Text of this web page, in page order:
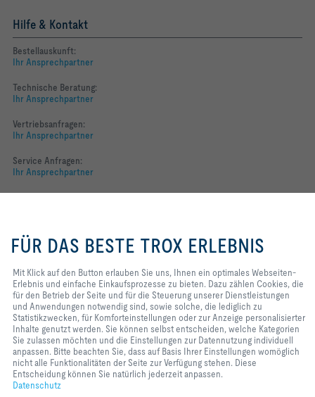
Hilfe & Kontakt
Bestellauskunft:
Ihr Ansprechpartner
Technische Beratung:
Ihr Ansprechpartner
Vertriebsanfragen:
Ihr Ansprechpartner
Service Anfragen:
Ihr Ansprechpartner
YOUTUBE
LINKEDIN
INSTAGRAM
Home Kontakt Impressum AGB Datenschutz Disclaimer
2026 © TROX Austria + CEE GmbH
Sie uns, Ihnen ein optimales
Webseiten-Erlebnis und einfache
zählen Cookies, die für den Betrieb
der Seite und für die Steuerung
unserer Dienstleistungen und
Anwendungen notwendig sind,
sowie solche, die lediglich zu
Statistikzwecken, für
Komforteinstellungen oder zur
Anzeige personalisierter Inhalte
genutzt werden. Sie können selbst
entscheiden, welche Kategorien
FÜR DAS BESTE TROX ERLEBNIS
Mit Klick auf den Button erlauben Sie uns, Ihnen ein optimales Webseiten-
Erlebnis und einfache Einkaufsprozesse zu bieten. Dazu zählen Cookies, die
für den Betrieb der Seite und für die Steuerung unserer Dienstleistungen
und Anwendungen notwendig sind, sowie solche, die lediglich zu
Statistikzwecken, für Komforteinstellungen oder zur Anzeige personalisierter
Inhalte genutzt werden. Sie können selbst entscheiden, welche Kategorien
Sie zulassen möchten und die Einstellungen zur Datennutzung individuell
anpassen. Bitte beachten Sie, dass auf Basis Ihrer Einstellungen womöglich
nicht alle Funktionalitäten der Seite zur Verfügung stehen. Diese
Entscheidung können Sie natürlich jederzeit anpassen.
Datenschutz